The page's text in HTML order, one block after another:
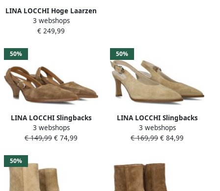
LINA LOCCHI Hoge Laarzen
Dames Az53 Maat: 39
Materiaal: Suède Kleur:
3 webshops
€ 249,99
50%
LINA LOCCHI Slingbacks
Dames Az41 Maat: 39
Materiaal: Suède Kleur:
3 webshops
€ 149,99 € 74,99
50%
LINA LOCCHI Slingbacks
Dames Az12 Maat: 38
Materiaal: Suède Kleur:
3 webshops
€ 169,99 € 84,99
50%